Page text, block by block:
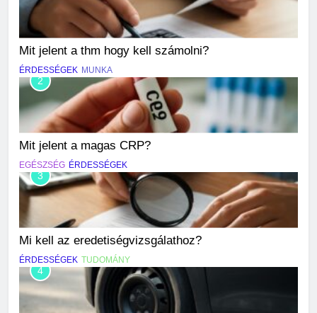
Mit jelent a thm hogy kell számolni?
ÉRDESSÉGEK MUNKA
2
Mit jelent a magas CRP?
EGÉSZSÉG ÉRDESSÉGEK
3
Mi kell az eredetiségvizsgálathoz?
ÉRDESSÉGEK TUDOMÁNY
4